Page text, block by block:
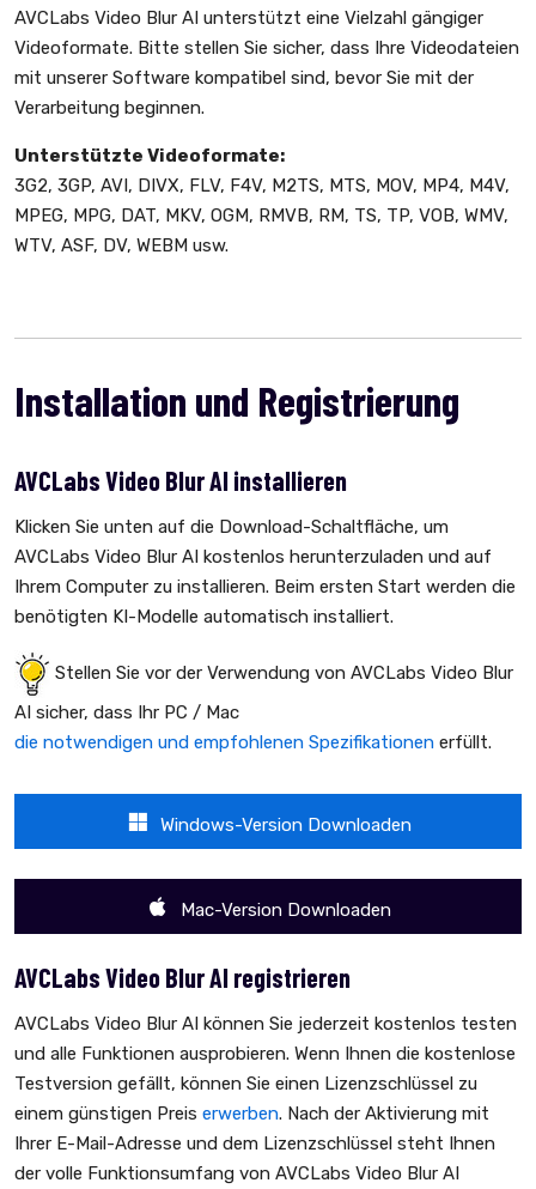
AVCLabs Video Blur AI unterstützt eine Vielzahl gängiger
Videoformate. Bitte stellen Sie sicher, dass Ihre Videodateien
mit unserer Software kompatibel sind, bevor Sie mit der
Verarbeitung beginnen.
Unterstützte Videoformate:
3G2, 3GP, AVI, DIVX, FLV, F4V, M2TS, MTS, MOV, MP4, M4V,
MPEG, MPG, DAT, MKV, OGM, RMVB, RM, TS, TP, VOB, WMV,
WTV, ASF, DV, WEBM usw.
Installation und Registrierung
AVCLabs Video Blur AI installieren
Klicken Sie unten auf die Download-Schaltfläche, um
AVCLabs Video Blur AI kostenlos herunterzuladen und auf
Ihrem Computer zu installieren. Beim ersten Start werden die
benötigten KI-Modelle automatisch installiert.
Stellen Sie vor der Verwendung von AVCLabs Video Blur
AI sicher, dass Ihr PC / Mac
die notwendigen und empfohlenen Spezifikationen erfüllt.
Windows-Version Downloaden
Mac-Version Downloaden
AVCLabs Video Blur AI registrieren
AVCLabs Video Blur AI können Sie jederzeit kostenlos testen
und alle Funktionen ausprobieren. Wenn Ihnen die kostenlose
Testversion gefällt, können Sie einen Lizenzschlüssel zu
einem günstigen Preis erwerben. Nach der Aktivierung mit
Ihrer E-Mail-Adresse und dem Lizenzschlüssel steht Ihnen
der volle Funktionsumfang von AVCLabs Video Blur AI